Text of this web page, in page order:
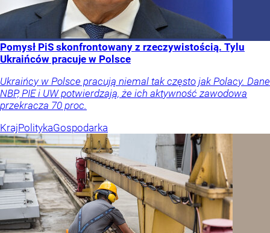
Pomysł PiS skonfrontowany z rzeczywistością. Tylu
Ukraińców pracuje w Polsce
Ukraińcy w Polsce pracują niemal tak często jak Polacy. Dane
NBP, PIE i UW potwierdzają, że ich aktywność zawodowa
przekracza 70 proc.
KrajPolitykaGospodarka